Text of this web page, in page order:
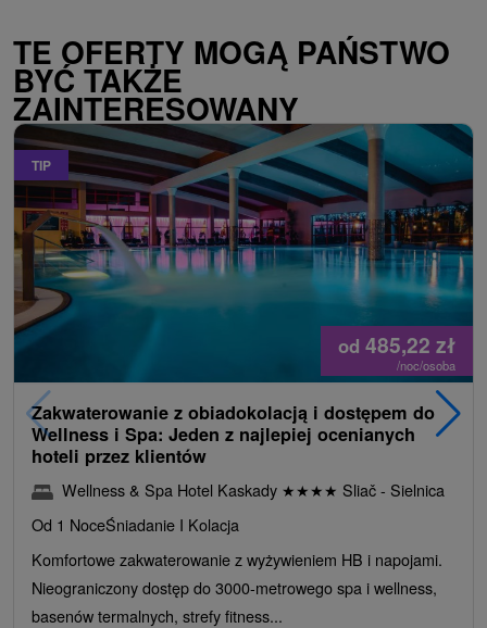
TE OFERTY MOGĄ PAŃSTWO
BYĆ TAKŻE
ZAINTERESOWANY
TIP
od 485,22 zł
/noc/osoba
Zakwaterowanie z obiadokolacją i dostępem do
Wellness i Spa: Jeden z najlepiej ocenianych
hoteli przez klientów
Wellness & Spa Hotel Kaskady ★★★★ Sliač - Sielnica
Od 1 NoceŚniadanie I Kolacja
Komfortowe zakwaterowanie z wyżywieniem HB i napojami.
Nieograniczony dostęp do 3000-metrowego spa i wellness,
basenów termalnych, strefy fitness...